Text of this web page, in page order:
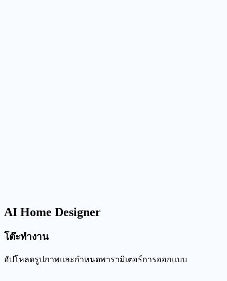
AI Home Designer
โต๊ะทำงาน
อัปโหลดรูปภาพและกำหนดพารามิเตอร์การออกแบบ